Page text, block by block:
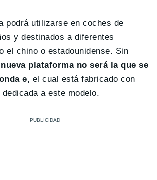
podrá utilizarse en coches de
y destinados a diferentes
el chino o estadounidense. Sin
plataforma no será la que se
e, el cual está fabricado con
a este modelo.